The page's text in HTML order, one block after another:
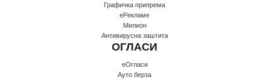
Графичка припрема
еРекламе
Милион
Антивирусна заштита
ОГЛАСИ
еОгласи
Ауто берза